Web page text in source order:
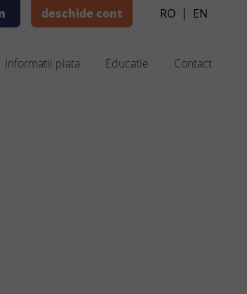
Informatii piata Educatie Contact
deschide cont RO | EN